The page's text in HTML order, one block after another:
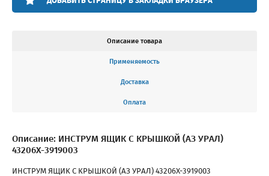
Описание товара
Применяемость
Доставка
Оплата
Описание: ИНСТРУМ ЯЩИК С КРЫШКОЙ (АЗ УРАЛ)
43206Х-3919003
ИНСТРУМ ЯЩИК С КРЫШКОЙ (АЗ УРАЛ) 43206Х-3919003